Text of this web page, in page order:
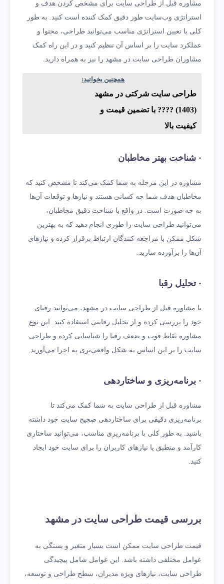
مشاوره قبل از طراحی سایت برای مشخص کردن هدف و
استراتژی وب‌سایت طور دقیق کمک کننده است کنید. به طور
کلی با تعیین استراتژی مناسب می‌توانید طراحی، محتوا و
عملکرد سایت را بر اساس آن تنظیم کنید و در این راه کمک
مشاوران طراحی سایت در مشهد را نیز به همراه دارید.
همچنین بخوانید:
طراحی سایت شرکتی در مشهد
(1403) ???? با تضمین قیمت و
کیفیت بالا
· شناخت بهتر مخاطبان
مشاوره در این مرحله به شما کمک می‌کند تا مشخص کنید که
مخاطبان هدف شما چه کسانی هستند و نیازها و توقعات آن‌ها
به چه صورت است. در واقع با شناخت دقیق مخاطبان،
می‌توانید طراحی سایت را طوری انجام دهید که به بهترین
شکل ممکن با مراجعه کنندگان ارتباط برقرار کرده و نیازهای
آن‌ها را برآورده سازید.
· تحلیل رقبا
با مشاوره قبل از طراحی سایت در مشهد، می‌توانید رقبای
خود را بررسی کرده و از تحلیل رقابتی استفاده کنید. این نوع
مشاوره نقاط قوت و ضعف رقبا را شناسایی کرده و طراحی
سایت را بر این اساس به شکل واقعی‌تری به اجرا می‌آورید.
· برنامه‌ریزی و ساختاردهی
مشاوره قبل از طراحی سایت به شما کمک می‌کند تا
برنامه‌ریزی دقیقی برای ساختاردهی صحیح سایت خود داشته
باشید. به طور کلی با برنامه‌ریزی مناسب، می‌توانید ساختاری
کارآمد و منطبق با نیازهای کاربران را برای سایت خود ایجاد
کنید.
بررسی قیمت طراحی سایت در مشهد
قیمت طراحی سایت ممکن است بسیار متغیر و بستگی به
عوامل مختلفی داشته باشد. این عوامل شامل پیچیدگی
طراحی سایت، نیازهای ویژه مدیران، سطح طراحی و توسعه،